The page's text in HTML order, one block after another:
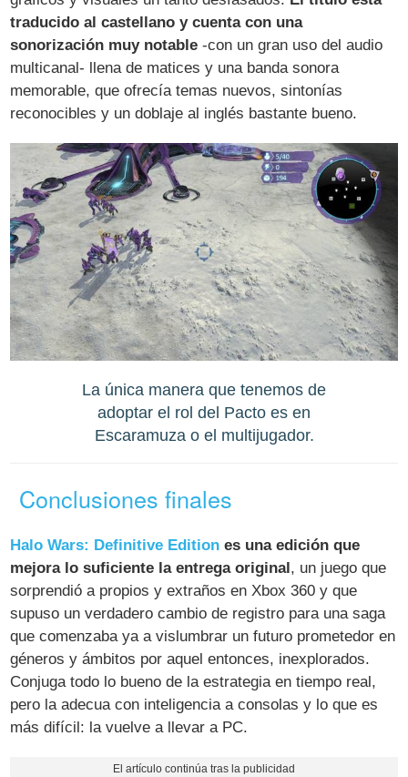
traducido al castellano y cuenta con una
sonorización muy notable -con un gran uso del audio
multicanal- llena de matices y una banda sonora
memorable, que ofrecía temas nuevos, sintonías
reconocibles y un doblaje al inglés bastante bueno.
La única manera que tenemos de
adoptar el rol del Pacto es en
Escaramuza o el multijugador.
Conclusiones finales
Halo Wars: Definitive Edition es una edición que
mejora lo suficiente la entrega original , un juego que
sorprendió a propios y extraños en Xbox 360 y que
supuso un verdadero cambio de registro para una saga
que comenzaba ya a vislumbrar un futuro prometedor en
géneros y ámbitos por aquel entonces, inexplorados.
Conjuga todo lo bueno de la estrategia en tiempo real,
pero la adecua con inteligencia a consolas y lo que es
más difícil: la vuelve a llevar a PC.